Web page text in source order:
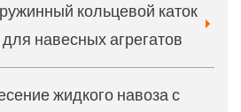
кольцевой каток
для навесных агрегатов
жидкого навоза с